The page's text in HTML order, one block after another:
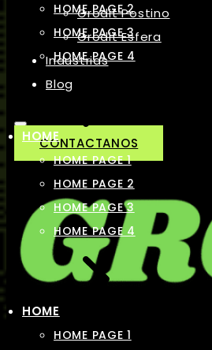
Grodit Postino
Grodit Esfera
Industrias
Blog
CONTACTANOS
HOME PAGE 2
HOME PAGE 3
HOME PAGE 4
HOME
HOME PAGE 1
HOME PAGE 2
HOME PAGE 3
HOME PAGE 4
HOME
HOME PAGE 1